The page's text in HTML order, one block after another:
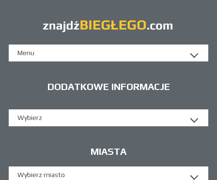
Menu
DODATKOWE INFORMACJE
Wybierz
MIASTA
Wybierz miasto